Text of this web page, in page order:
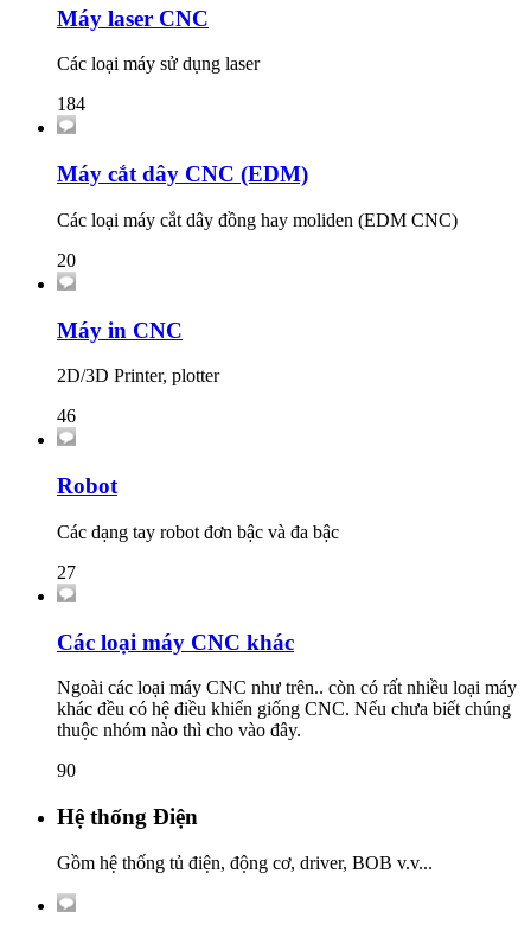
Máy laser CNC
Các loại máy sử dụng laser
184
Máy cắt dây CNC (EDM)
Các loại máy cắt dây đồng hay moliden (EDM CNC)
20
Máy in CNC
2D/3D Printer, plotter
46
Robot
Các dạng tay robot đơn bậc và đa bậc
27
Các loại máy CNC khác
Ngoài các loại máy CNC như trên.. còn có rất nhiều loại máy
khác đều có hệ điều khiển giống CNC. Nếu chưa biết chúng
thuộc nhóm nào thì cho vào đây.
90
Hệ thống Điện
Gồm hệ thống tủ điện, động cơ, driver, BOB v.v...